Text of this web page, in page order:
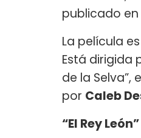
publicado
La película
Está dirigida
de la
por Caleb
“El Rey